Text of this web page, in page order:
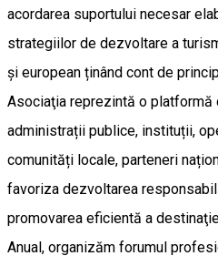
acordarea suportului necesar
strategiilor de dezvoltare a
și european ținând cont de
Asociaţia reprezintă o platformă
administrații publice, instituții,
comunități locale, parteneri
favoriza dezvoltarea
promovarea eficientă a
Anual, organizăm forumul